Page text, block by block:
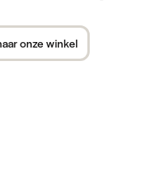
onze winkel